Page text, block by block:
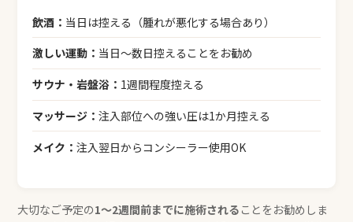
飲酒： 当日は控える（腫れが悪化する場合あり）
激しい運動： 当日〜数日控えることをお勧め
サウナ・岩盤浴： 1週間程度控える
マッサージ：注入部位への強い圧は1か月控える
メイク：注入翌日からコンシーラー使用OK
大切なご予定の1〜2週間前までに施術される ことをお勧めしま